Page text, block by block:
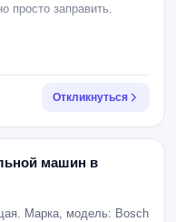
просто заправить.
Откликнуться
машин в
Марка, модель: Bosch